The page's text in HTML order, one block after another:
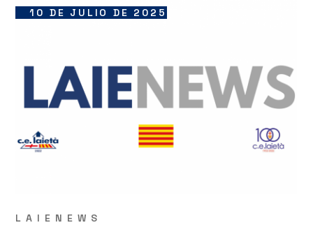
10 DE JULIO DE 2025
LAIENEWS